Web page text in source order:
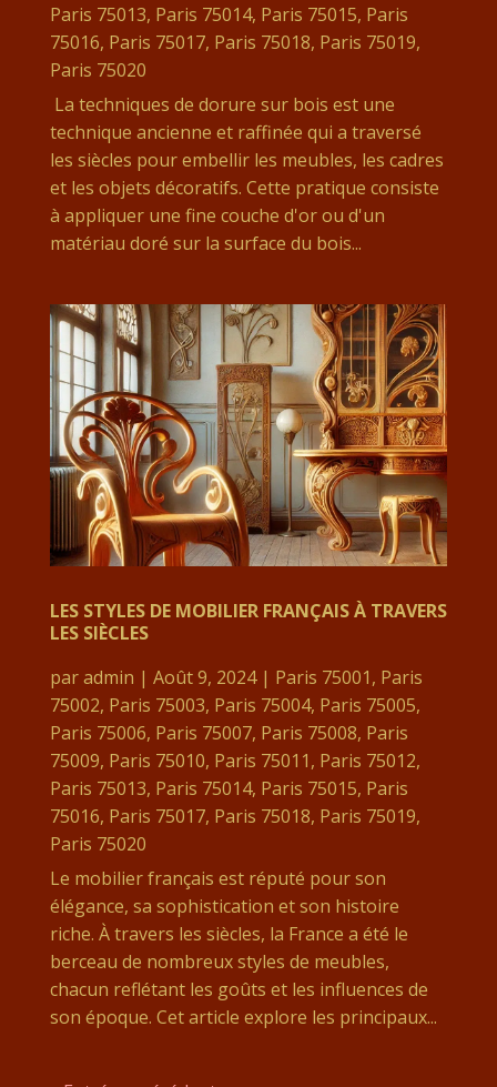
Paris 75013, Paris 75014, Paris 75015, Paris
75016, Paris 75017, Paris 75018, Paris 75019,
Paris 75020
La techniques de dorure sur bois est une
technique ancienne et raffinée qui a traversé
les siècles pour embellir les meubles, les cadres
et les objets décoratifs. Cette pratique consiste
à appliquer une fine couche d'or ou d'un
matériau doré sur la surface du bois...
LES STYLES DE MOBILIER FRANÇAIS À TRAVERS
LES SIÈCLES
paradmin | Août 9, 2024| Paris 75001, Paris
75002, Paris 75003, Paris 75004, Paris 75005,
Paris 75006, Paris 75007, Paris 75008, Paris
75009, Paris 75010, Paris 75011, Paris 75012,
Paris 75013, Paris 75014, Paris 75015, Paris
75016, Paris 75017, Paris 75018, Paris 75019,
Paris 75020
Le mobilier français est réputé pour son
élégance, sa sophistication et son histoire
riche. À travers les siècles, la France a été le
berceau de nombreux styles de meubles,
chacun reflétant les goûts et les influences de
son époque. Cet article explore les principaux...